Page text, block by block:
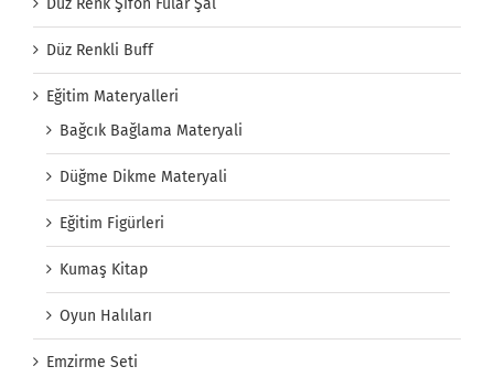
Düz Renkli Buff
Eğitim Materyalleri
Bağcık Bağlama Materyali
Düğme Dikme Materyali
Eğitim Figürleri
Kumaş Kitap
Oyun Halıları
Emzirme Seti